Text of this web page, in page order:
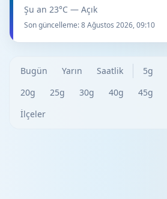
Şu an 23°C — Açık
Son güncelleme:8 Ağustos 2026, 09:10
Bugün Yarın Saatlik 5g
20g
25g 30g 40g 45g
İlçeler